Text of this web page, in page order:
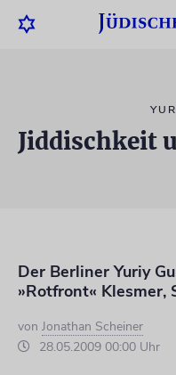
Jiddischkeit
Der Berliner Yuriy
»Rotfront« Klesmer,
von Jonathan Scheiner
28.05.2009 00:00 Uhr